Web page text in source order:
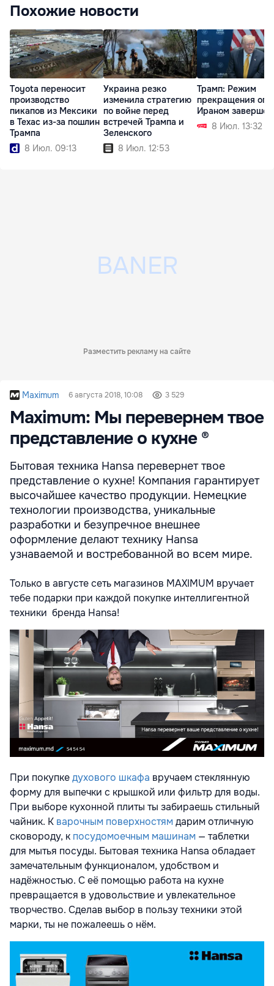
Похожие новости
Toyota переносит
производство
пикапов из Мексики
в Техас из-за пошлин
Трампа
8 Июл. 09:13
Украина резко
изменила стратегию
по войне перед
встречей Трампа и
Зеленского
8 Июл. 12:53
Трамп: Режим
прекращения
Ираном завершен
8 Июл. 13:32
Разместить рекламу на сайте
Maximum 6 августа 2018, 10:08 3 529
Maximum: Мы перевернем твое
представление о кухне ®
Бытовая техника Hansa перевернет твое
представление о кухне! Компания гарантирует
высочайшее качество продукции. Немецкие
технологии производства, уникальные
разработки и безупречное внешнее
оформление делают технику Hansa
узнаваемой и востребованной во всем мире.
Только в августе сеть магазинов MAXIMUM вручает
тебе подарки при каждой покупке интеллигентной
техники бренда Hansa!
При покупкедухового шкафа вручаем стеклянную
форму для выпечки с крышкой или фильтр для воды.
При выборе кухонной плиты ты забираешь стильный
чайник. К варочным поверхностям дарим отличную
сковороду, к посудомоечным машинам — таблетки
для мытья посуды. Бытовая техника Hansa обладает
замечательным функционалом, удобством и
надёжностью. С её помощью работа на кухне
превращается в удовольствие и увлекательное
творчество. Сделав выбор в пользу техники этой
марки, ты не пожалеешь о нём.